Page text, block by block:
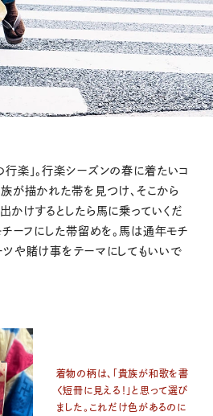
行楽」。行楽シーズンの春に着たいコ
族が描かれた帯を見つけ、そこから
かけするとしたら馬に乗っていくだ
チーフにした帯留めを。馬は通年モチ
ツや賭け事をテーマにしてもいいで
着物の柄は、「貴族が和歌を書
く短冊に見える！」と思って選び
ました。これだけ色があるのに